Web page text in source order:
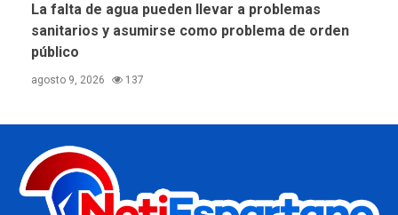
La falta de agua pueden llevar a problemas
sanitarios y asumirse como problema de orden
público
agosto 9, 2026 137